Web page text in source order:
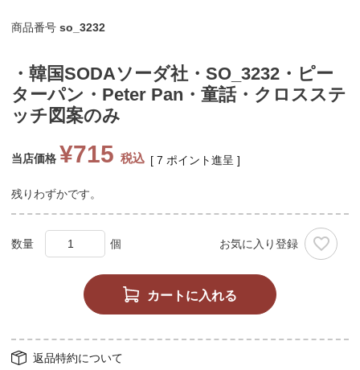
商品番号 so_3232
・韓国SODAソーダ社・SO_3232・ピー
ターパン・Peter Pan・童話・クロスステ
ッチ図案のみ
当店価格 ¥715 税込 [ 7 ポイント進呈 ]
残りわずかです。
お気に入り登録
カートに入れる
返品特約について